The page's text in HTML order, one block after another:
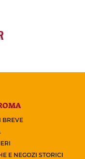
BREVE
E NEGOZI STORICI